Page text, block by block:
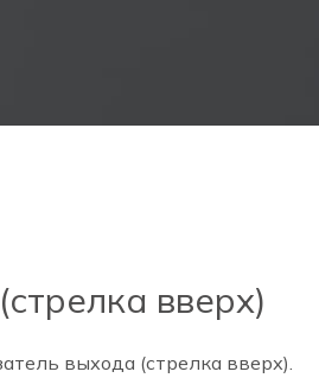
вверх)
выхода (стрелка вверх).